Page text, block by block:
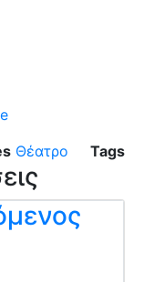
Θέατρο Tags